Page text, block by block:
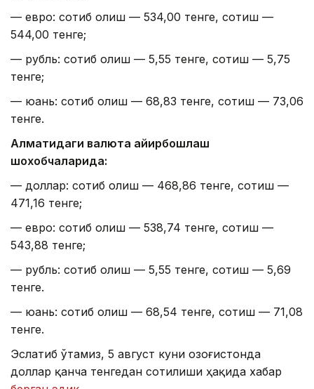
— евро: сотиб олиш — 534,00 тенге, сотиш —
544,00 тенге;
— рубль: сотиб олиш — 5,55 тенге, сотиш — 5,75
тенге;
— юань: сотиб олиш — 68,83 тенге, сотиш — 73,06
тенге.
Алматидаги валюта айирбошлаш
шохобчаларида:
— доллар: сотиб олиш — 468,86 тенге, сотиш —
471,16 тенге;
— евро: сотиб олиш — 538,74 тенге, сотиш —
543,88 тенге;
— рубль: сотиб олиш — 5,55 тенге, сотиш — 5,69
тенге.
— юань: сотиб олиш — 68,54 тенге, сотиш — 71,08
тенге.
Эслатиб ўтамиз, 5 август куни Қозоғистонда
доллар қанча тенгедан сотилиши ҳақида хабар